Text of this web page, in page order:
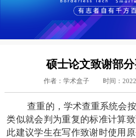
硕士论文致谢部
作者：学术盒子 时间：
查重的，学术查重系统会
类似就会判为重复的标准计算
此建议学生在写作致谢时使用